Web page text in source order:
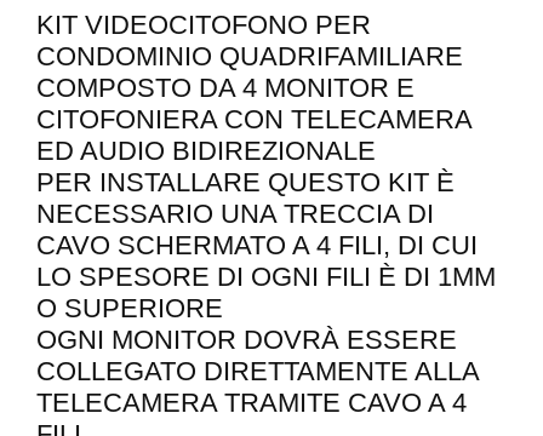
KIT VIDEOCITOFONO PER
CONDOMINIO QUADRIFAMILIARE
COMPOSTO DA 4 MONITOR E
CITOFONIERA CON TELECAMERA
ED AUDIO BIDIREZIONALE
PER INSTALLARE QUESTO KIT È
NECESSARIO UNA TRECCIA DI
CAVO SCHERMATO A 4 FILI, DI CUI
LO SPESORE DI OGNI FILI È DI 1MM
O SUPERIORE
OGNI MONITOR DOVRÀ ESSERE
COLLEGATO DIRETTAMENTE ALLA
TELECAMERA TRAMITE CAVO A 4